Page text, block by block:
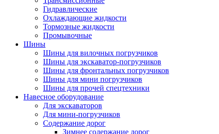
Гидравлические
Охлаждающие жидкости
Тормозные жидкости
Промывочные
Шины
Шины для вилочных погрузчиков
Шины для экскаватор-погрузчиков
Шины для фронтальных погрузчиков
Шины для мини погрузчиков
Шины для прочей спецтехники
Навесное оборудование
Для экскаваторов
Для мини-погрузчиков
Содержание дорог
Зимнее содержание дорог